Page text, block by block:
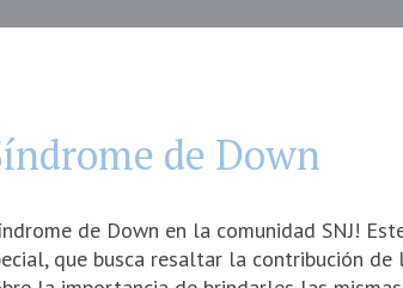
de Down
de Down en la comunidad SNJ!
que busca resaltar la contribución